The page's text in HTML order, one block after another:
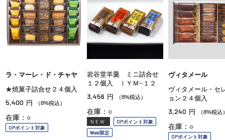
ラ・マーレ・ド・チャヤ
★焼菓子詰合せ２４個入
5,400 円 （8%税込）
在庫：○
OPポイント対象
岩谷堂羊羹 ミニ詰合せ
１２個入 ＩＹＭ−１２
3,456 円 （8%税込）
在庫：○
NEW
OPポイント対象
Web限定
ヴィタメール
ヴィタメール・セ
ョン２４個入
3,240 円 （8%税込
在庫：○
OPポイント対象